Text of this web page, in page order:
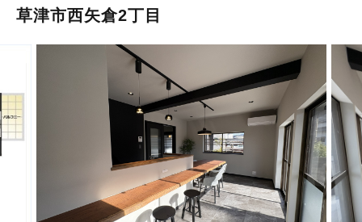
草津市西矢倉2丁目